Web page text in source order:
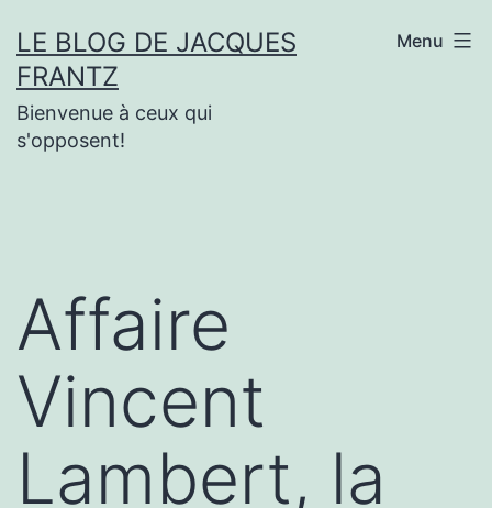
au
contenu
LE BLOG DE JACQUES
FRANTZ
Bienvenue à ceux qui
s'opposent!
Menu
Affaire
Vincent
Lambert, la